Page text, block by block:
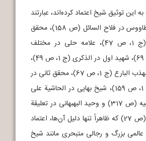
این توثیق شیخ اعتماد کرده‌اند، عبارتند
از: سید علی بن طاووس در فلاح السائل (ص 158)، محقق
حلی در المعتبر (ج 1، ص 47)، علامه حلی در مختلف
الشیعة (ج 7، ص 69)، شهید اول در الذکری (ج 1، ص 49)،
ابن فهد حلی در مهذب البارع (ج 1، ص 67)، محقق ثانی در
جامع المقاصد (ج 1، ص 159)، شیخ بهایی در الحاشیة علی
من لا یحضره الفقیه (ص 317) و وحید البهبهانی در تعلیقة
علی منهج المقال (ص 27) که ظاهراً تنها دلیل آن‌ها، اعتماد
بزرگ و رجالی متبحری مانند شیخ